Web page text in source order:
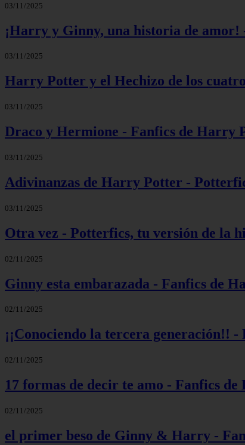
03/11/2025
¡Harry y Ginny, una historia de
03/11/2025
Harry Potter y el Hechizo de los
03/11/2025
Draco y Hermione - Fanfics de Harry
03/11/2025
Adivinanzas de Harry Potter -
03/11/2025
Otra vez - Potterfics, tu versión de la
02/11/2025
Ginny esta embarazada - Fanfics de
02/11/2025
¡¡Conociendo la tercera generación!!
02/11/2025
17 formas de decir te amo - Fanfics
02/11/2025
el primer beso de Ginny & Harry -